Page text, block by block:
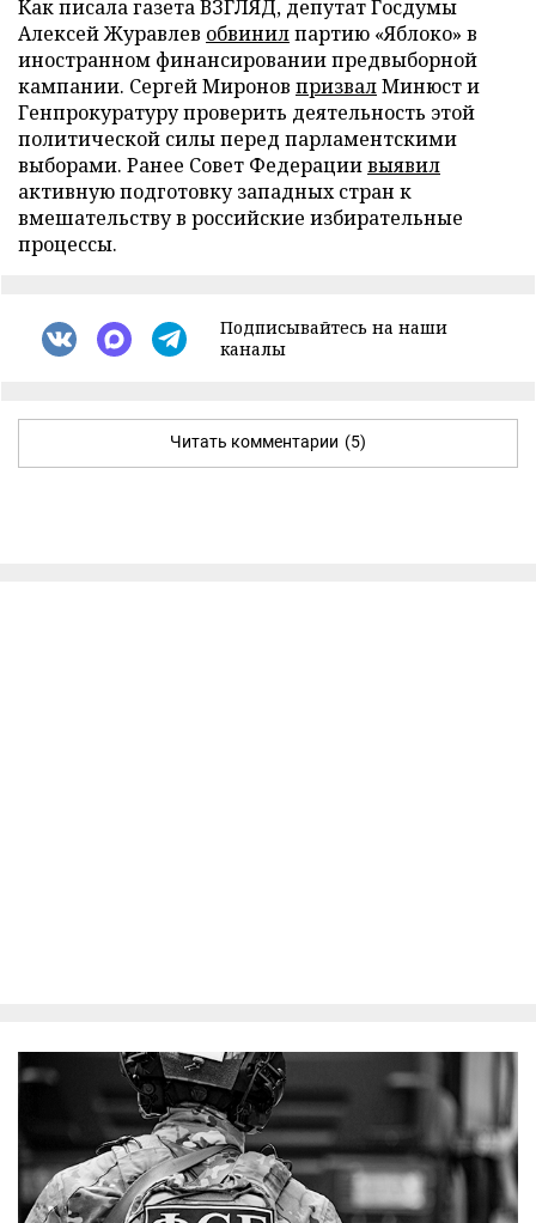
Как писала газета ВЗГЛЯД, депутат Госдумы
Алексей Журавлев обвинилпартию «Яблоко» в
иностранном финансировании предвыборной
кампании. Сергей Миронов призвалМинюст и
Генпрокуратуру проверить деятельность этой
политической силы перед парламентскими
выборами. Ранее Совет Федерациивыявил
активную подготовку западных стран к
вмешательству в российские избирательные
процессы.
Подписывайтесь на наши
каналы
Читать комментарии (5)